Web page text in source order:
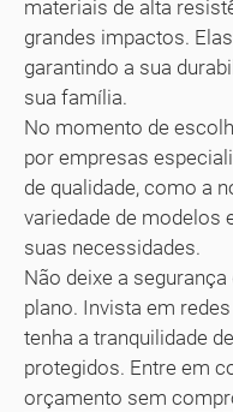
materiais de alta
grandes impactos.
garantindo a sua
sua família.
No momento de
por empresas
de qualidade, como a
variedade de modelos
suas necessidades.
Não deixe a
plano. Invista em
tenha a tranquilidade
protegidos. Entre em
orçamento sem